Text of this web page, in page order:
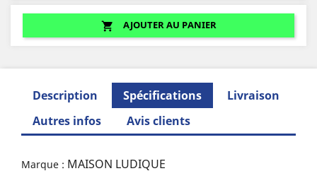
shopping_cart AJOUTER AU PANIER
Description Spécifications
Livraison
Autres infos
Avis clients
Marque : MAISON LUDIQUE